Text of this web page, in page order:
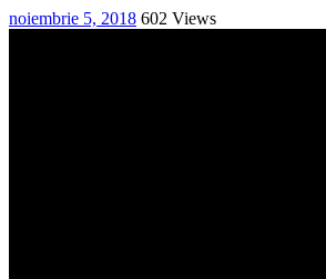
noiembrie 5, 2018 602 Views